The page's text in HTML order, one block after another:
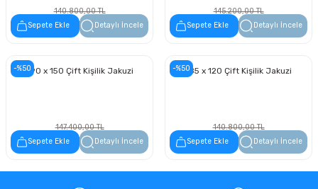
140.800,00 TL
70.400,00 TL
Sepete Ekle Detaylı İncele
145.200,00 TL
72.600,00 TL
Sepete Ekle Detaylı İncele
-%50190 x 150 Çift Kişilik Jakuzi
147.400,00 TL
73.700,00 TL
Sepete Ekle Detaylı İncele
-%50185 x 120 Çift Kişilik Jakuzi
140.800,00 TL
70.400,00 TL
Sepete Ekle Detaylı İncele